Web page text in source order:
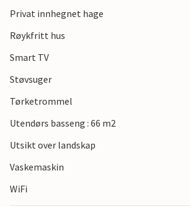
Privat innhegnet hage
Røykfritt hus
Smart TV
Støvsuger
Tørketrommel
Utendørs basseng : 66 m2
Utsikt over landskap
Vaskemaskin
WiFi